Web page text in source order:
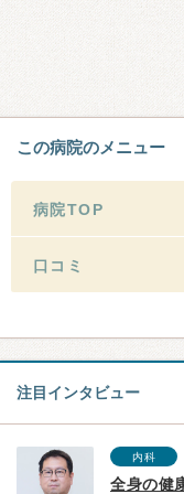
この病院のメニュー
病院TOP
口コミ
注目インタビュー
内科
全身の健